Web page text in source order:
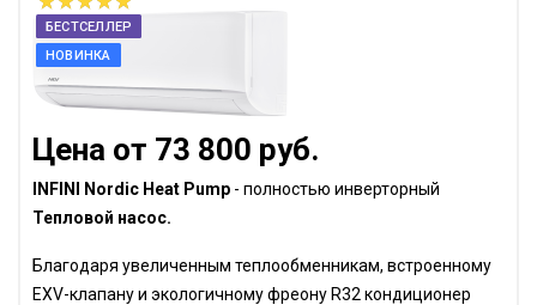
БЕСТСЕЛЛЕР
НОВИНКА
Цена от 73 800 руб.
INFINI Nordic Heat Pump - полностью инверторный
Тепловой насос.
Благодаря увеличенным теплообменникам, встроенному
EXV-клапану и экологичному фреону R32 кондиционер